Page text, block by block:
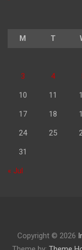
M T
3 4
10 11
17 18
24 25
31
« Jul
Copyright © 2026